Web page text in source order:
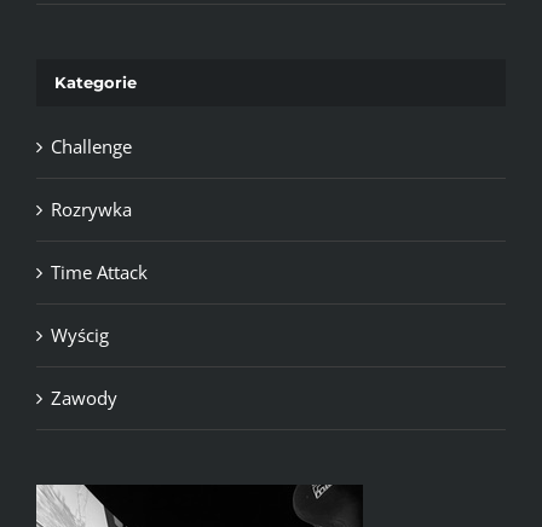
Kategorie
Challenge
Rozrywka
Time Attack
Wyścig
Zawody